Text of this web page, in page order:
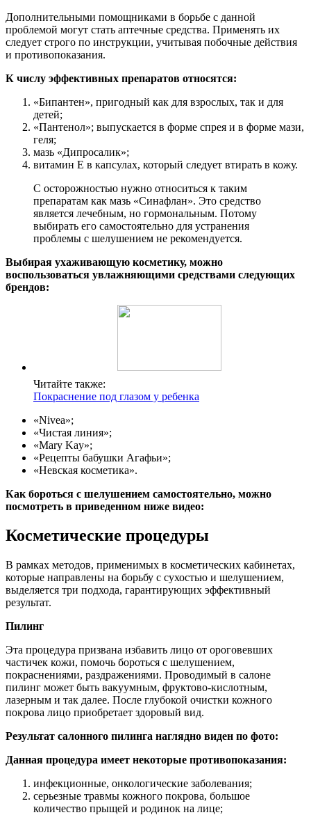
Дополнительными помощниками в борьбе с данной
проблемой могут стать аптечные средства. Применять их
следует строго по инструкции, учитывая побочные действия
и противопоказания.
К числу эффективных препаратов относятся:
«Бипантен», пригодный как для взрослых, так и для
детей;
«Пантенол»; выпускается в форме спрея и в форме мази,
геля;
мазь «Дипросалик»;
витамин E в капсулах, который следует втирать в кожу.
С осторожностью нужно относиться к таким
препаратам как мазь «Синафлан». Это средство
является лечебным, но гормональным. Потому
выбирать его самостоятельно для устранения
проблемы с шелушением не рекомендуется.
Выбирая ухаживающую косметику, можно
воспользоваться увлажняющими средствами следующих
брендов:
Читайте также:
Покраснение под глазом у ребенка
«Nivea»;
«Чистая линия»;
«Mary Kay»;
«Рецепты бабушки Агафьи»;
«Невская косметика».
Как бороться с шелушением самостоятельно, можно
посмотреть в приведенном ниже видео:
Косметические процедуры
В рамках методов, применимых в косметических кабинетах,
которые направлены на борьбу с сухостью и шелушением,
выделяется три подхода, гарантирующих эффективный
результат.
Пилинг
Эта процедура призвана избавить лицо от ороговевших
частичек кожи, помочь бороться с шелушением,
покраснениями, раздражениями. Проводимый в салоне
пилинг может быть вакуумным, фруктово-кислотным,
лазерным и так далее. После глубокой очистки кожного
покрова лицо приобретает здоровый вид.
Результат салонного пилинга наглядно виден по фото:
Данная процедура имеет некоторые противопоказания:
инфекционные, онкологические заболевания;
серьезные травмы кожного покрова, большое
количество прыщей и родинок на лице;